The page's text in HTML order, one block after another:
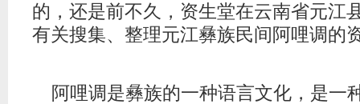
的，还是前不久，资生堂在云南省元江
有关搜集、整理元江彝族民间阿哩调的
阿哩调是彝族的一种语言文化，是一